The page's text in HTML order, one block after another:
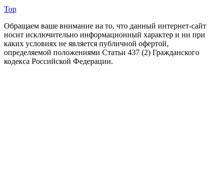
Top
Обращаем ваше внимание на то, что данный интернет-сайт
носит исключительно информационный характер и ни при
каких условиях не является публичной офертой,
определяемой положениями Статьи 437 (2) Гражданского
кодекса Российской Федерации.